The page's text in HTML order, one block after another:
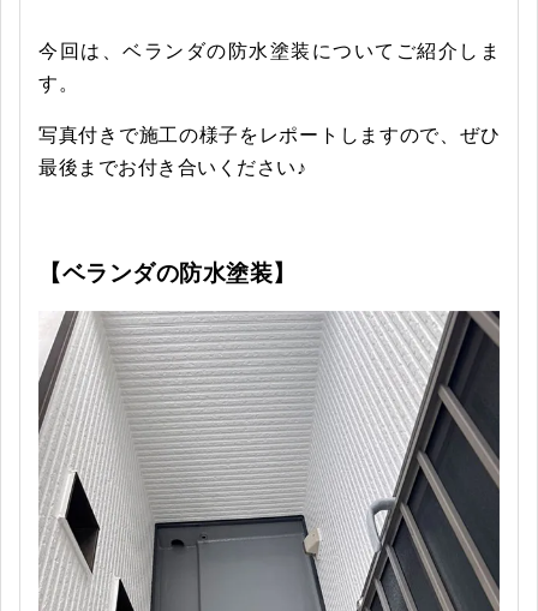
今回は、ベランダの防水塗装についてご紹介しま
す。
写真付きで施工の様子をレポートしますので、ぜひ
最後までお付き合いください♪
【ベランダの防水塗装】